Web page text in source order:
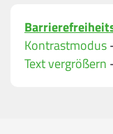
Kontrastmodus
Text vergrößern
Bitte geben
Telefon*